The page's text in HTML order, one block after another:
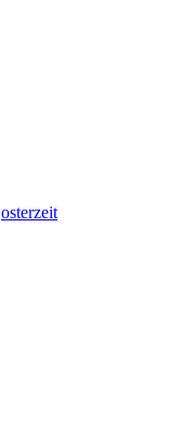
osterzeit